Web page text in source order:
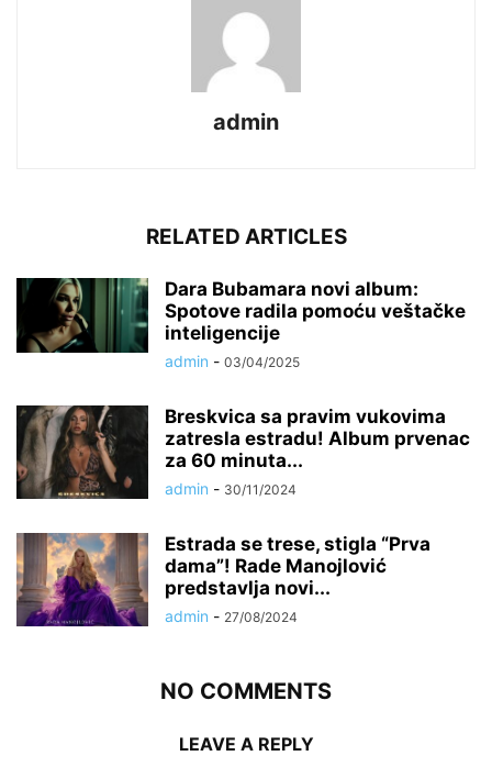
admin
RELATED ARTICLES
Dara Bubamara novi album:
Spotove radila pomoću veštačke
inteligencije
admin - 03/04/2025
Breskvica sa pravim vukovima
zatresla estradu! Album prvenac
za 60 minuta...
admin - 30/11/2024
Estrada se trese, stigla “Prva
dama”! Rade Manojlović
predstavlja novi...
admin - 27/08/2024
NO COMMENTS
LEAVE A REPLY